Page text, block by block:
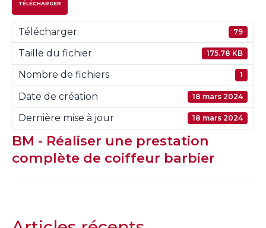
TÉLÉCHARGER
Télécharger 79
Taille du fichier 175.78 KB
Nombre de fichiers 1
Date de création 18 mars 2024
Dernière mise à jour 18 mars 2024
BM - Réaliser une prestation
complète de coiffeur barbier